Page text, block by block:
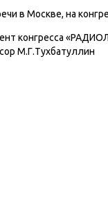
в Москве, на
конгресса
М.Г.Тухбатуллин